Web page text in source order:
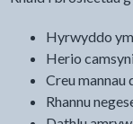
Hyrwyddo
Herio
Creu mannau
Rhannu